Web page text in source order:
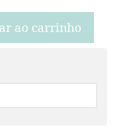
ao carrinho